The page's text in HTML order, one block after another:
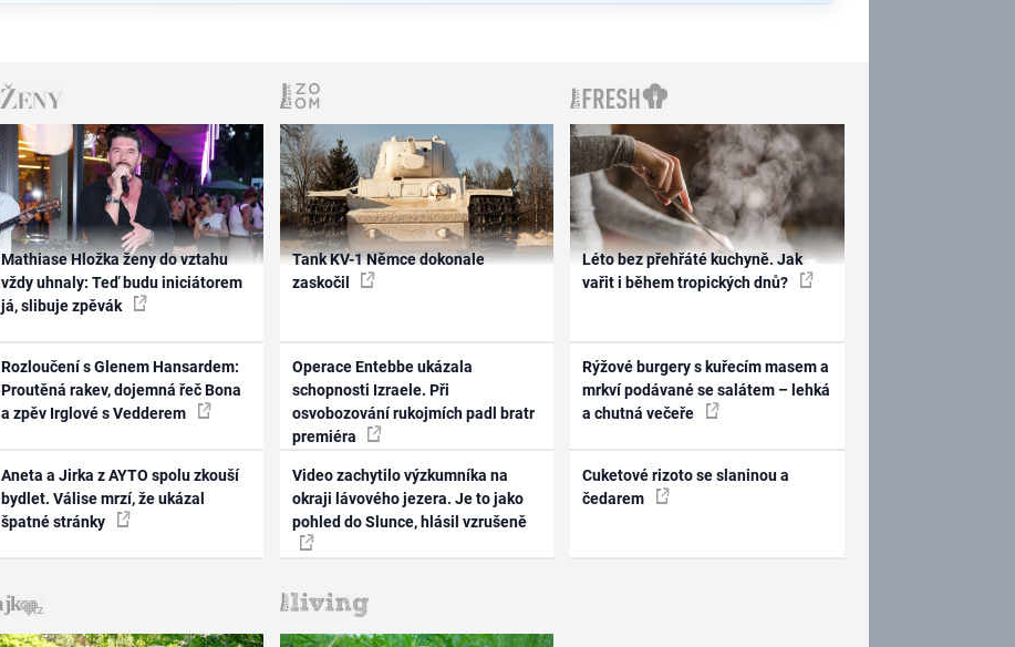
Mathiase Hložka ženy do vztahu
vždy uhnaly: Teď budu iniciátorem
já, slibuje zpěvák
Rozloučení s Glenem Hansardem:
Proutěná rakev, dojemná řeč Bona
a zpěv Irglové s Vedderem
Aneta a Jirka z AYTO spolu zkouší
bydlet. Válise mrzí, že ukázal
špatné stránky
Tank KV-1 Němce dokonale
zaskočil
Operace Entebbe ukázala
schopnosti Izraele. Při
osvobozování rukojmích padl bratr
premiéra
Video zachytilo výzkumníka na
okraji lávového jezera. Je to jako
pohled do Slunce, hlásil vzrušeně
Léto bez přehřáté kuchyně. Jak
vařit i během tropických dnů?
Rýžové burgery s kuřecím masem a
mrkví podávané se salátem – lehká
a chutná večeře
Cuketové rizoto se slaninou a
čedarem